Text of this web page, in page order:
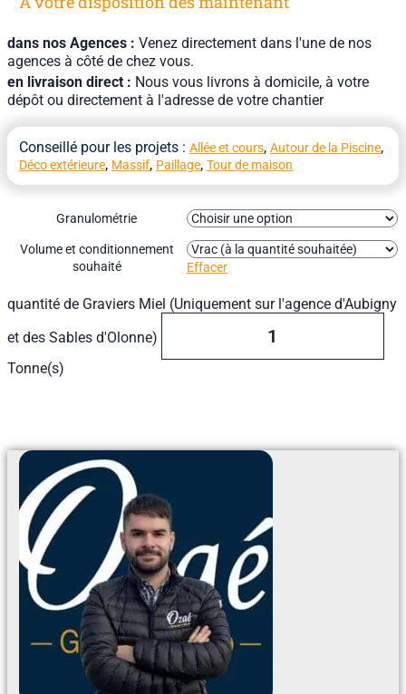
dans nos Agences : Venez directement dans l'une de nos
agences à côté de chez vous.
en livraison direct : Nous vous livrons à domicile, à votre
dépôt ou directement à l'adresse de votre chantier
Conseillé pour les projets : Allée et cours, Autour de la Piscine,
Déco extérieure, Massif, Paillage, Tour de maison
Granulométrie
Volume et conditionnement
souhaité
Effacer
quantité de Graviers Miel (Uniquement sur l'agence d'Aubigny
et des Sables d'Olonne)
Tonne(s)